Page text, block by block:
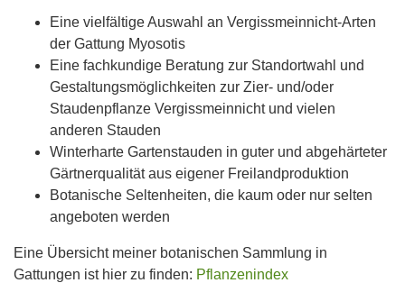
Eine vielfältige Auswahl an Vergissmeinnicht-Arten
der Gattung Myosotis
Eine fachkundige Beratung zur Standortwahl und
Gestaltungsmöglichkeiten zur Zier- und/oder
Staudenpflanze Vergissmeinnicht und vielen
anderen Stauden
Winterharte Gartenstauden in guter und abgehärteter
Gärtnerqualität aus eigener Freilandproduktion
Botanische Seltenheiten, die kaum oder nur selten
angeboten werden
Eine Übersicht meiner botanischen Sammlung in
Gattungen ist hier zu finden: Pflanzenindex